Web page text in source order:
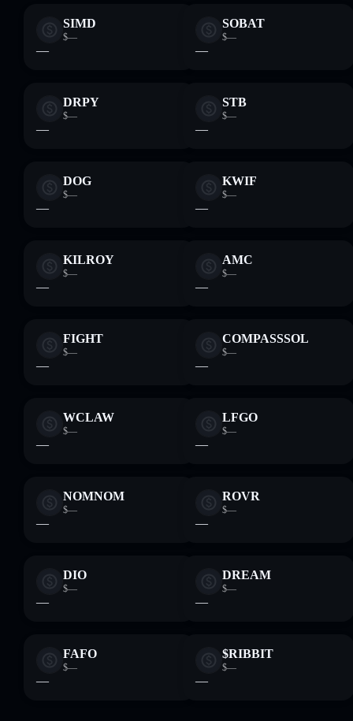
SIMD
$—
—
SOBAT
$—
—
DRPY
$—
—
STB
$—
—
DOG
$—
—
KWIF
$—
—
KILROY
$—
—
AMC
$—
—
FIGHT
$—
—
COMPASSSOL
$—
—
WCLAW
$—
—
LFGO
$—
—
NOMNOM
$—
—
ROVR
$—
—
DIO
$—
—
DREAM
$—
—
FAFO
$—
—
$RIBBIT
$—
—